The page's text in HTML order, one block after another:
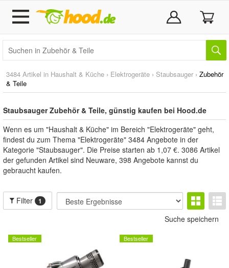
3484 Artikel in Haushalt & Küche › Elektrogeräte › Staubsauger › Zubehör
& Teile
Staubsauger Zubehör & Teile, günstig kaufen bei Hood.de
Wenn es um "Haushalt & Küche" im Bereich "Elektrogeräte" geht,
findest du zum Thema "Elektrogeräte" 3484 Angebote in der
Kategorie "Staubsauger". Die Preise starten ab 1,07 €. 3086 Artikel
der gefunden Artikel sind Neuware, 398 Angebote kannst du
gebraucht kaufen.
Filter 1
Suche speichern
Bestseller Bestseller